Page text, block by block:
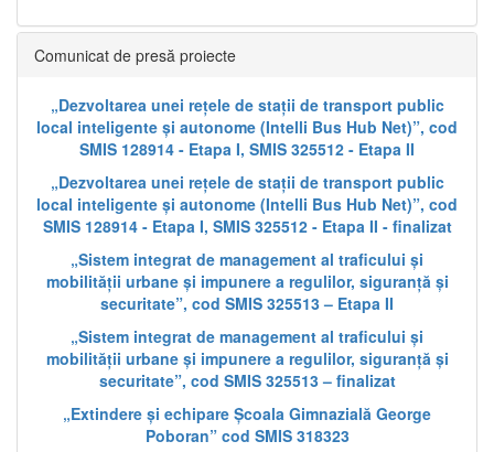
Comunicat de presă proiecte
„Dezvoltarea unei rețele de stații de transport public
local inteligente și autonome (Intelli Bus Hub Net)”, cod
SMIS 128914 - Etapa I, SMIS 325512 - Etapa II
„Dezvoltarea unei rețele de stații de transport public
local inteligente și autonome (Intelli Bus Hub Net)”, cod
SMIS 128914 - Etapa I, SMIS 325512 - Etapa II - finalizat
„Sistem integrat de management al traficului și
mobilității urbane și impunere a regulilor, siguranță și
securitate”, cod SMIS 325513 – Etapa II
„Sistem integrat de management al traficului și
mobilității urbane și impunere a regulilor, siguranță și
securitate”, cod SMIS 325513 – finalizat
„Extindere și echipare Școala Gimnazială George
Poboran” cod SMIS 318323